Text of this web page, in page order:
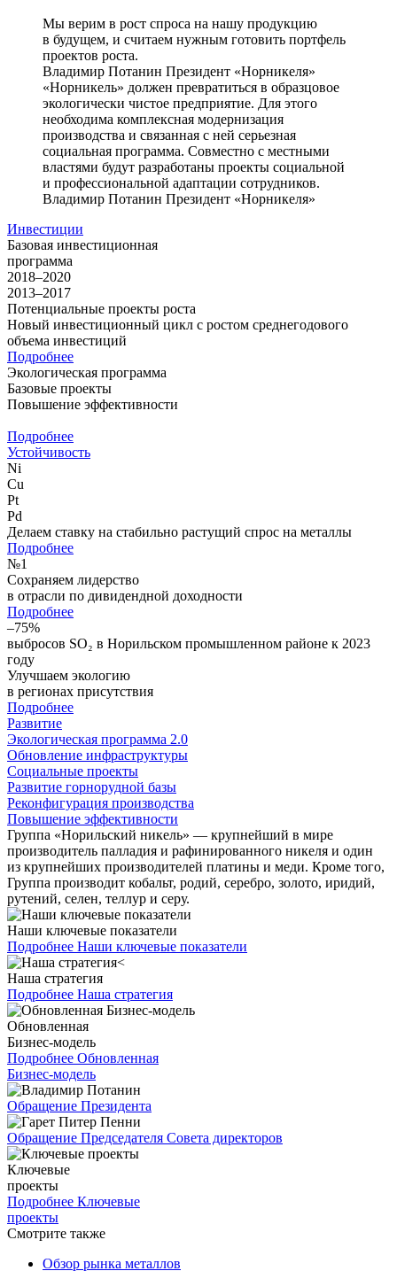
Мы верим в рост спроса на нашу продукцию
в будущем, и считаем нужным готовить портфель
проектов роста.
Владимир Потанин Президент «Норникеля»
«Норникель» должен превратиться в образцовое
экологически чистое предприятие. Для этого
необходима комплексная модернизация
производства и связанная с ней серьезная
социальная программа. Совместно с местными
властями будут разработаны проекты социальной
и профессиональной адаптации сотрудников.
Владимир Потанин Президент «Норникеля»
Инвестиции
Базовая инвестиционная
программа
2018–2020
2013–2017
Потенциальные проекты роста
Новый инвестиционный цикл с ростом среднегодового
объема инвестиций
Подробнее
Экологическая программа
Базовые проекты
Повышение эффективности
Подробнее
Устойчивость
Ni
Cu
Pt
Pd
Делаем ставку на стабильно растущий спрос на металлы
Подробнее
№1
Сохраняем лидерство
в отрасли по дивидендной доходности
Подробнее
–75%
выбросов SO₂ в Норильском промышленном районе к 2023
году
Улучшаем экологию
в регионах присутствия
Подробнее
Развитие
Экологическая программа 2.0
Обновление инфраструктуры
Социальные проекты
Развитие горнорудной базы
Реконфигурация производства
Повышение эффективности
Группа «Норильский никель» — крупнейший в мире
производитель палладия и рафинированного никеля и один
из крупнейших производителей платины и меди. Кроме того,
Группа производит кобальт, родий, серебро, золото, иридий,
рутений, селен, теллур и серу.
Наши ключевые показатели
Подробнее Наши ключевые показатели
Наша стратегия
Подробнее Наша стратегия
Обновленная
Бизнес-модель
Подробнее Обновленная
Бизнес-модель
Обращение Президента
Обращение Председателя Совета директоров
Ключевые
проекты
Подробнее Ключевые
проекты
Смотрите также
Обзор рынка металлов